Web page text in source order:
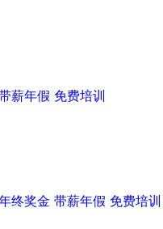
薪年假 免费培训
终奖金 带薪年假 免费培训